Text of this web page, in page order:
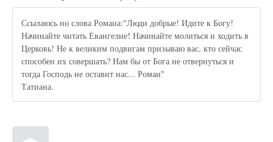
Ссылаюсь но слова Романа:"Люди добрые! Идите к Богу!
Начинайте читать Евангелие! Начинайте молиться и ходить в
Церковь! Не к великим подвигам призываю вас, кто сейчас
способен их совершать? Нам бы от Бога не отвернуться и
тогда Господь не оставит нас... Роман"
Татиана.